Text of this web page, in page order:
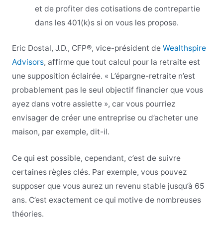
et de profiter des cotisations de contrepartie
dans les 401(k)s si on vous les propose.
Eric Dostal, J.D., CFP®, vice-président de Wealthspire
Advisors, affirme que tout calcul pour la retraite est
une supposition éclairée. « L’épargne-retraite n’est
probablement pas le seul objectif financier que vous
ayez dans votre assiette », car vous pourriez
envisager de créer une entreprise ou d’acheter une
maison, par exemple, dit-il.
Ce qui est possible, cependant, c’est de suivre
certaines règles clés. Par exemple, vous pouvez
supposer que vous aurez un revenu stable jusqu’à 65
ans. C’est exactement ce qui motive de nombreuses
théories.